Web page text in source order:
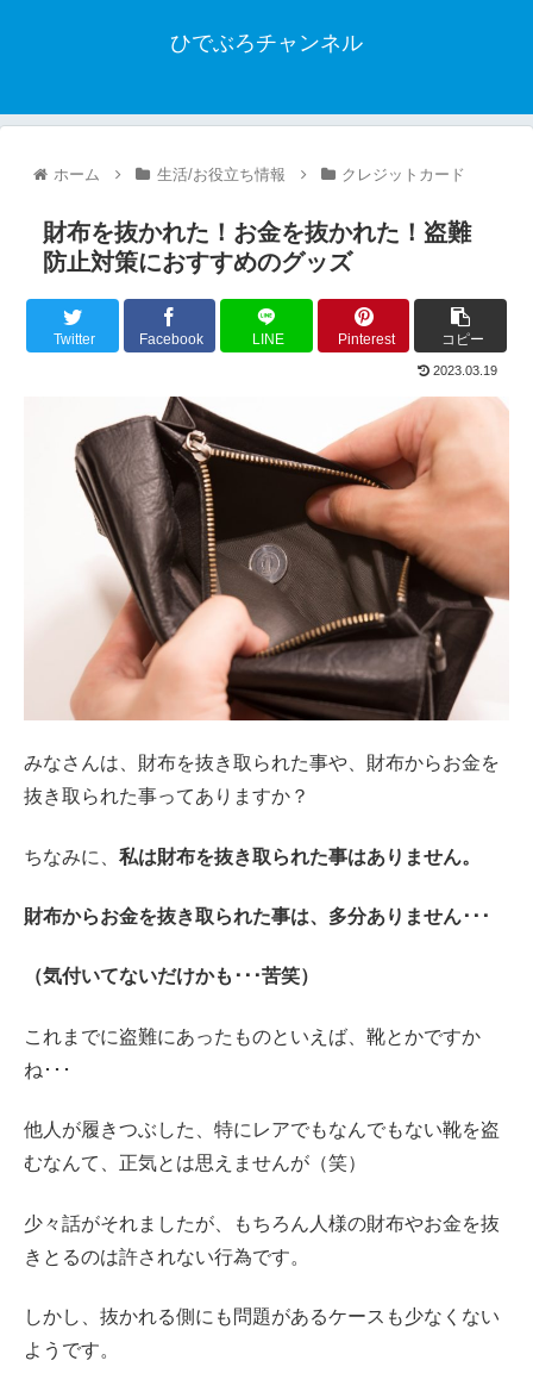
ひでぶろチャンネル
ホーム 生活/お役立ち情報 クレジットカード
財布を抜かれた！お金を抜かれた！盗難
防止対策におすすめのグッズ
Twitter Facebook LINE Pinterest コピー
2023.03.19
みなさんは、財布を抜き取られた事や、財布からお金を
抜き取られた事ってありますか？
ちなみに、 私は財布を抜き取られた事はありません。
財布からお金を抜き取られた事は、多分ありません･･･
（気付いてないだけかも･･･苦笑）
これまでに盗難にあったものといえば、靴とかですか
ね･･･
他人が履きつぶした、特にレアでもなんでもない靴を盗
むなんて、正気とは思えませんが（笑）
少々話がそれましたが、もちろん人様の財布やお金を抜
きとるのは許されない行為です。
しかし、抜かれる側にも問題があるケースも少なくない
ようです。